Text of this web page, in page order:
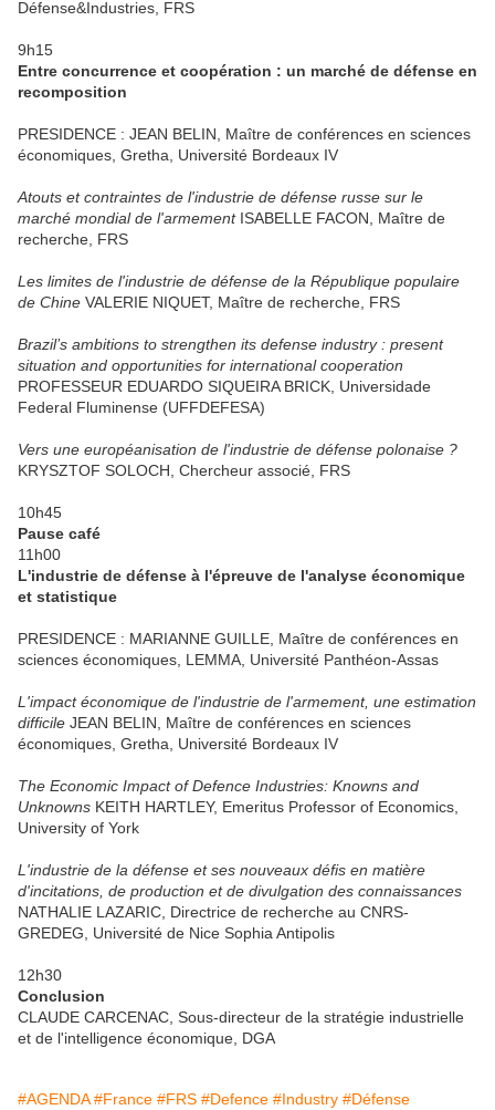
Défense&Industries, FRS
9h15
Entre concurrence et coopération : un marché de défense en
recomposition
PRESIDENCE : JEAN BELIN, Maître de conférences en sciences
économiques, Gretha, Université Bordeaux IV
Atouts et contraintes de l'industrie de défense russe sur le
marché mondial de l'armementISABELLE FACON, Maître de
recherche, FRS
Les limites de l'industrie de défense de la République populaire
de Chine VALERIE NIQUET, Maître de recherche, FRS
Brazil’s ambitions to strengthen its defense industry : present
situation and opportunities for international cooperation
PROFESSEUR EDUARDO SIQUEIRA BRICK, Universidade
Federal Fluminense (UFFDEFESA)
Vers une européanisation de l'industrie de défense polonaise ?
KRYSZTOF SOLOCH, Chercheur associé, FRS
10h45
Pause café
11h00
L'industrie de défense à l'épreuve de l'analyse économique
et statistique
PRESIDENCE : MARIANNE GUILLE, Maître de conférences en
sciences économiques, LEMMA, Université Panthéon-Assas
L'impact économique de l'industrie de l'armement, une estimation
difficile JEAN BELIN, Maître de conférences en sciences
économiques, Gretha, Université Bordeaux IV
The Economic Impact of Defence Industries: Knowns and
Unknowns KEITH HARTLEY, Emeritus Professor of Economics,
University of York
L'industrie de la défense et ses nouveaux défis en matière
d'incitations, de production et de divulgation des connaissances
NATHALIE LAZARIC, Directrice de recherche au CNRS-
GREDEG, Université de Nice Sophia Antipolis
12h30
Conclusion
CLAUDE CARCENAC, Sous-directeur de la stratégie industrielle
et de l'intelligence économique, DGA
#AGENDA #France #FRS #Defence #Industry #Défense